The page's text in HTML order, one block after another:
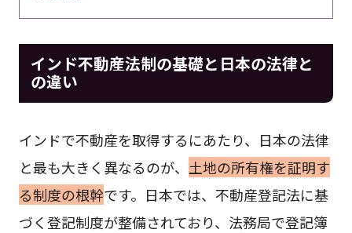
インド不動産法制の基礎と日本の法律と
の違い
インドで不動産を取得するにあたり、日本の法律
と最も大きく異なるのが、 土地の所有権を証明す
る制度の根幹です。日本では、不動産登記法に基
づく登記制度が整備されており、法務局で登記簿